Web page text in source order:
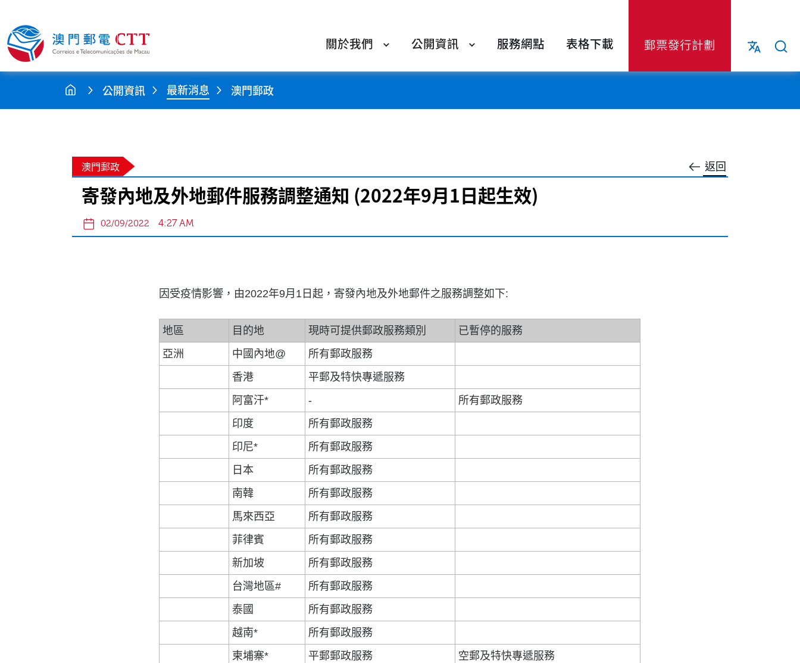
關於我們 公開資訊 服務網點 表格下載 郵票發行計劃
公開資訊 最新消息 澳門郵政
返回
澳門郵政
寄發內地及外地郵件服務調整通知 (2022年9月1日起生效)
02/09/2022 4:27 AM
因受疫情影響，由2022年9月1日起，寄發內地及外地郵件之服務調整如下:
地區 目的地 現時可提供郵政服務類別
已暫停的服務
亞洲
中國內地@
所有郵政服務
香港
平郵及特快專遞服務
阿富汗*
-
所有郵政服務
印度
所有郵政服務
印尼*
所有郵政服務
日本
所有郵政服務
南韓
所有郵政服務
馬來西亞
所有郵政服務
菲律賓
所有郵政服務
新加坡
所有郵政服務
台灣地區#
所有郵政服務
泰國
所有郵政服務
越南*
所有郵政服務
柬埔寨*
平郵郵政服務
空郵及特快專遞服務